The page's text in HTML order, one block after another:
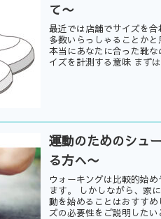
て〜
最近では店舗でサイズを
多数いらっしゃることか
本当にあなたに合った靴
イズを計測する意味 まず
運動のためのシュ
る方へ〜
ウォーキングは比較的始
ます。 しかしながら、家
動を始めることはおすす
ズの必要性をご説明したい